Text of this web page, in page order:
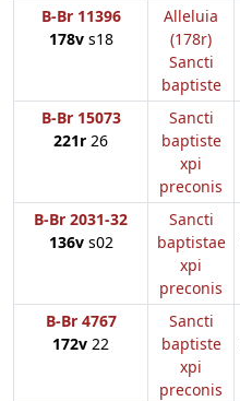
B-Br 11396
178vs18
Alleluia
(178r)
Sancti
baptiste
B-Br 15073
221r 26
Sancti
baptiste
xpi
preconis
B-Br 2031-32
136vs02
Sancti
baptistae
xpi
preconis
B-Br 4767
172v 22
Sancti
baptiste
xpi
preconis